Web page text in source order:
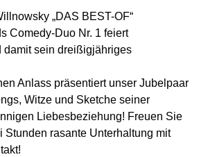
„DAS BEST-OF“
Comedy-Duo Nr. 1 feiert
damit sein dreißigjähriges
Anlass präsentiert unser Jubelpaar
Witze und Sketche seiner
Liebesbeziehung! Freuen Sie
Stunden rasante Unterhaltung mit